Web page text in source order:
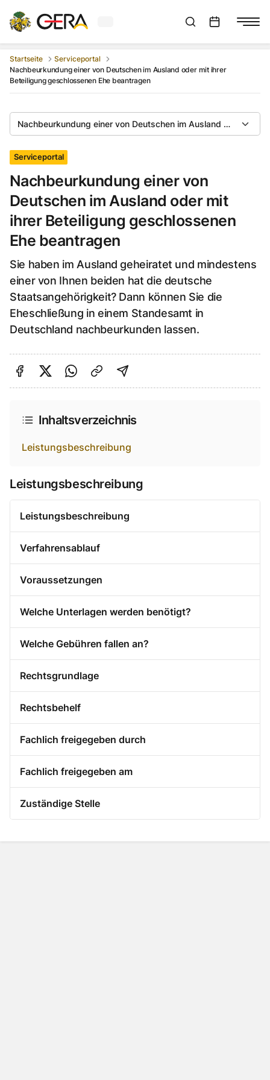
Aktuelles Wetter in GeraSuchleiste anzeigen
Startseite
Serviceportal
Nachbeurkundung einer von Deutschen im Ausland oder mit ihrer
Beteiligung geschlossenen Ehe beantragen
Nachbeurkundung einer von Deutschen im Ausland oder mit
Serviceportal
Nachbeurkundung einer von
Deutschen im Ausland oder mit
ihrer Beteiligung geschlossenen
Ehe beantragen
Sie haben im Ausland geheiratet und mindestens
einer von Ihnen beiden hat die deutsche
Staatsangehörigkeit? Dann können Sie die
Eheschließung in einem Standesamt in
Deutschland nachbeurkunden lassen.
Auf Facebook teilen
Auf Twitter teilen
Per Link teilen
shareViaEmail
Inhaltsverzeichnis
Leistungsbeschreibung
Leistungsbeschreibung
Leistungsbeschreibung
Verfahrensablauf
Voraussetzungen
Welche Unterlagen werden benötigt?
Welche Gebühren fallen an?
Rechtsgrundlage
Rechtsbehelf
Fachlich freigegeben durch
Fachlich freigegeben am
Zuständige Stelle